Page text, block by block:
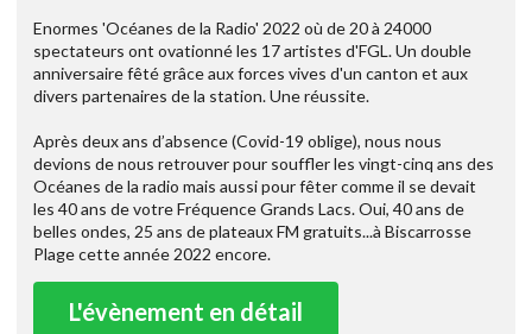
Enormes 'Océanes de la Radio' 2022 où de 20 à 24000
spectateurs ont ovationné les 17 artistes d'FGL. Un double
anniversaire fêté grâce aux forces vives d'un canton et aux
divers partenaires de la station. Une réussite.
Après deux ans d’absence (Covid-19 oblige), nous nous
devions de nous retrouver pour souffler les vingt-cinq ans des
Océanes de la radio mais aussi pour fêter comme il se devait
les 40 ans de votre Fréquence Grands Lacs. Oui, 40 ans de
belles ondes, 25 ans de plateaux FM gratuits...à Biscarrosse
Plage cette année 2022 encore.
L'évènement en détail